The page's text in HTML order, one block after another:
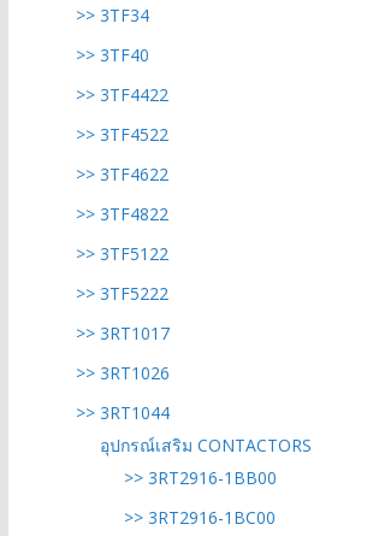
>> 3TF34
>> 3TF40
>> 3TF4422
>> 3TF4522
>> 3TF4622
>> 3TF4822
>> 3TF5122
>> 3TF5222
>> 3RT1017
>> 3RT1026
>> 3RT1044
อุปกรณ์เสริม CONTACTORS
>> 3RT2916-1BB00
>> 3RT2916-1BC00